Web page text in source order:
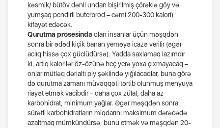
kəsmik/ bütöv dənli undan bişirilmiş çörəklə göy və
yumşaq pendirli buterbrod – cəmi 200-300 kalori)
kifayət edəcək.
Qurutma prosesindəolan insanlar üçün məşqdən
sonra bir ədəd kiçik banan yeməyə icazə verilir (əgər
aclıq hissə çox güclüdürsə). Yadda saxlamaq lazımdır
ki, artıq kalorilər öz-özünə heç yerə yoxa çıxmayacaq –
onlar mütləq dərialtı piy şəklində yığılacaqlar, buna görə
də qurutma zamanı müvəqqəti tərtib olunmuş menyuya
riayət etmək vacibdir – daha çox zülal, daha az
karbohidrat, minimum yağlar. Əgər məşqdən sonra
sürətli karbohidratların miqdarını maksimum dərəcədə
azaltmaq mümkündürsə, bunu etmək və məşqdən 20-